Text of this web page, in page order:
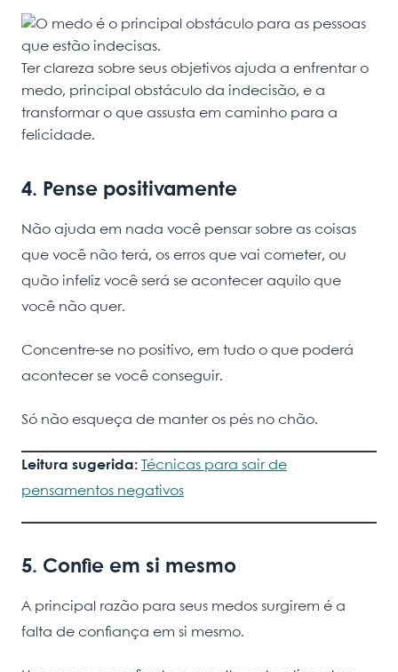
Ter clareza sobre seus objetivos ajuda a enfrentar o
medo, principal obstáculo da indecisão, e a
transformar o que assusta em caminho para a
felicidade.
4. Pense positivamente
Não ajuda em nada você pensar sobre as coisas
que você não terá, os erros que vai cometer, ou
quão infeliz você será se acontecer aquilo que
você não quer.
Concentre-se no positivo, em tudo o que poderá
acontecer se você conseguir.
Só não esqueça de manter os pés no chão.
Leitura sugerida:
Técnicas para sair de
pensamentos negativos
5. Confie em si mesmo
A principal razão para seus medos surgirem é a
falta de confiança em si mesmo.